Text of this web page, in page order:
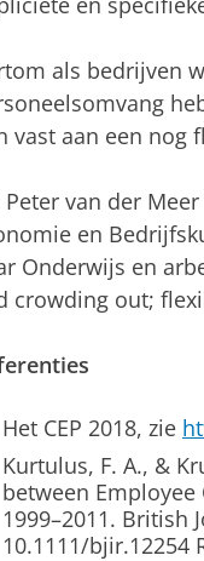
als bedrijven
vast aan een nog
Peter van der Meer
en
Onderwijs en
crowding out;
Het CEP 2018, zie
Kurtulus, F. A., &
between
1999–2011. British
10.1111/